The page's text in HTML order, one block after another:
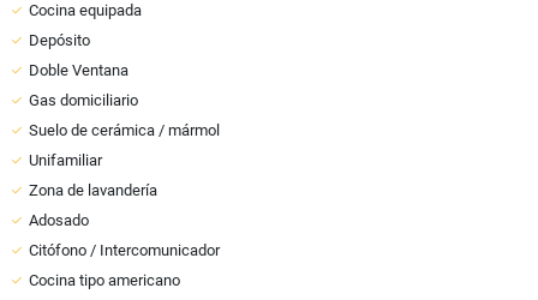
Cocina equipada
Depósito
Doble Ventana
Gas domiciliario
Suelo de cerámica / mármol
Unifamiliar
Zona de lavandería
Adosado
Citófono / Intercomunicador
Cocina tipo americano